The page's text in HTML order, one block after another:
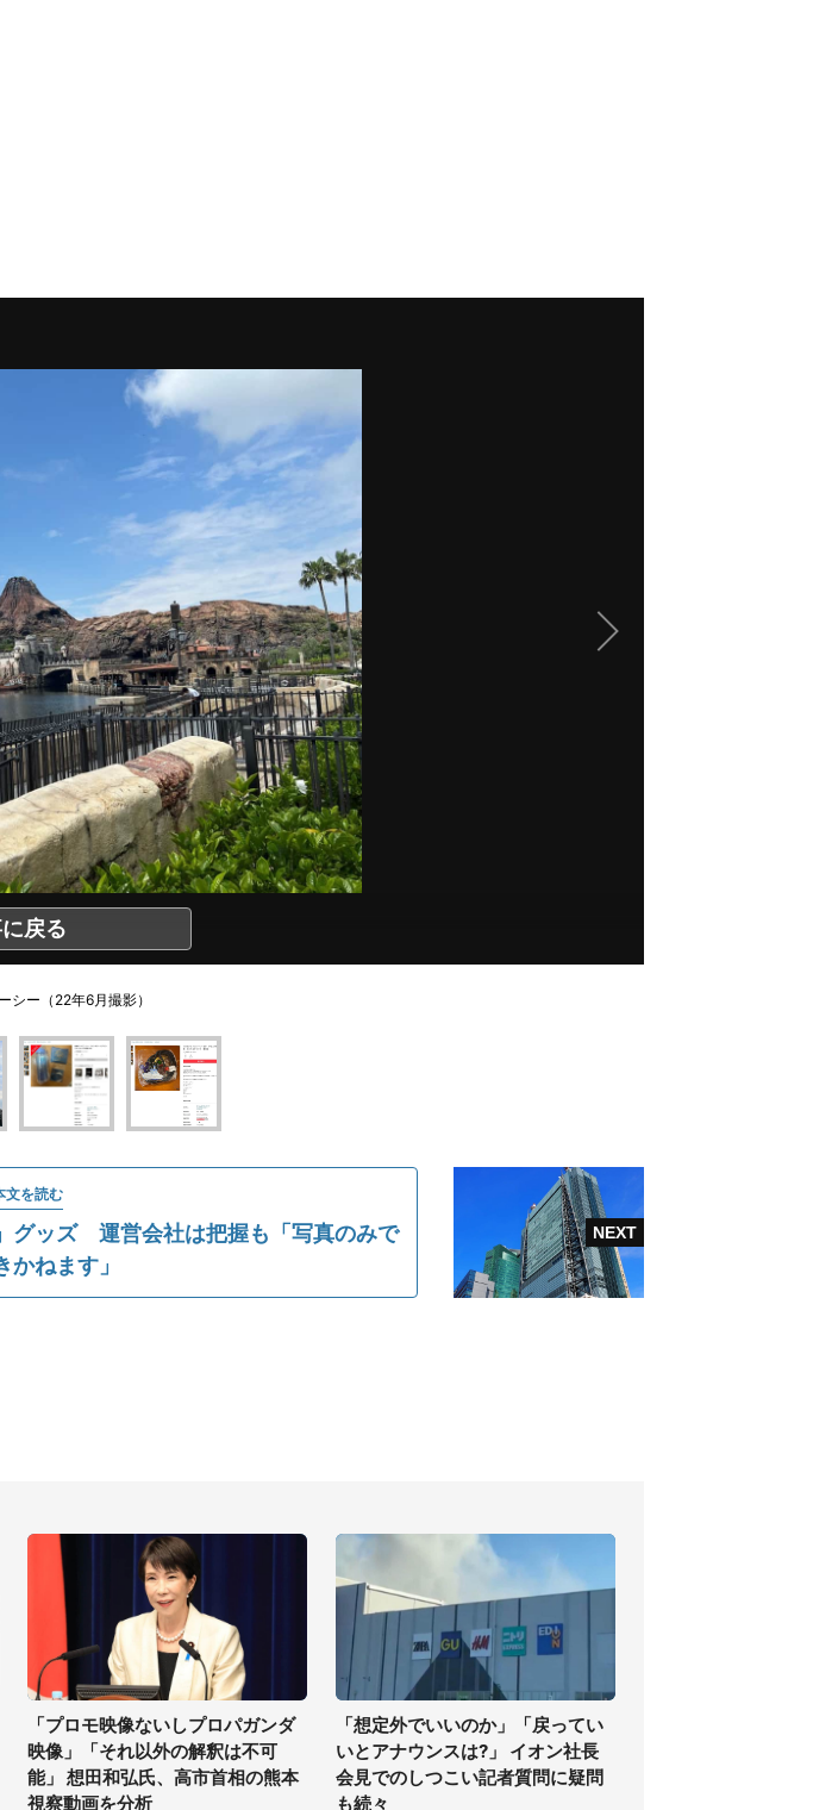
戻る
シー（22年6月撮影）
文を読む
グッズ 運営会社は把握も「写真のみで
かねます」
「プロモ映像ないしプロパガンダ
映像」「それ以外の解釈は不可
能」 想田和弘氏、高市首相の熊本
視察動画を分析
「想定外でいいのか」「戻ってい
いとアナウンスは?」 イオン社長
会見でのしつこい記者質問に疑問
も続々